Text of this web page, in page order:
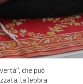
che può
la lebbra